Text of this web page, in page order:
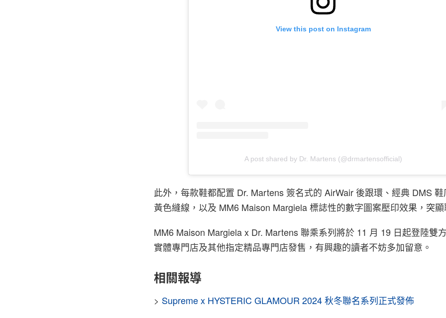
View this post on Instagram
A post shared by Dr. Martens (@drmartensofficial)
此外，每款鞋都配置 Dr. Martens 簽名式的 AirWair 後跟環、經典 DMS
黃色縫線，以及 MM6 Maison Margiela 標誌性的數字圖案壓印效果，突顯
MM6 Maison Margiela x Dr. Martens 聯乘系列將於 11 月 19 日起登陸雙
實體專門店及其他指定精品專門店發售，有興趣的讀者不妨多加留意。
相關報導
> Supreme x HYSTERIC GLAMOUR 2024 秋冬聯名系列正式發佈